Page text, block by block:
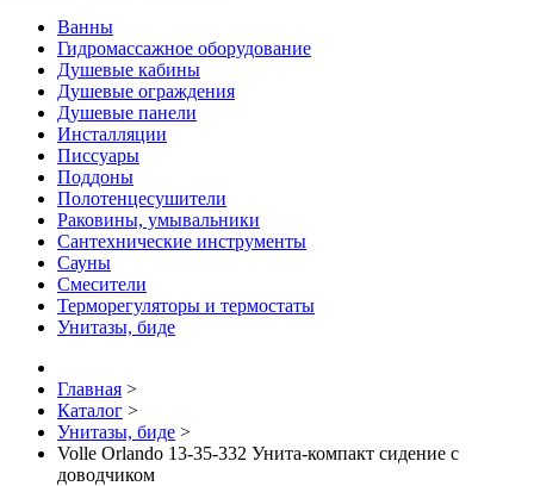
Ванны
Гидромассажное оборудование
Душевые кабины
Душевые ограждения
Душевые панели
Инсталляции
Писсуары
Поддоны
Полотенцесушители
Раковины, умывальники
Сантехнические инструменты
Сауны
Смесители
Терморегуляторы и термостаты
Унитазы, биде
Главная >
Каталог >
Унитазы, биде >
Volle Orlando 13-35-332 Унита-компакт сидение с
доводчиком